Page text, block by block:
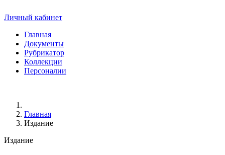
Личный кабинет
Главная
Документы
Рубрикатор
Коллекции
Персоналии
Главная
Издание
Издание